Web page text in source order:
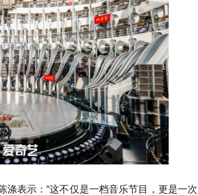
表示：“这不仅是一档音乐节目，更是一次